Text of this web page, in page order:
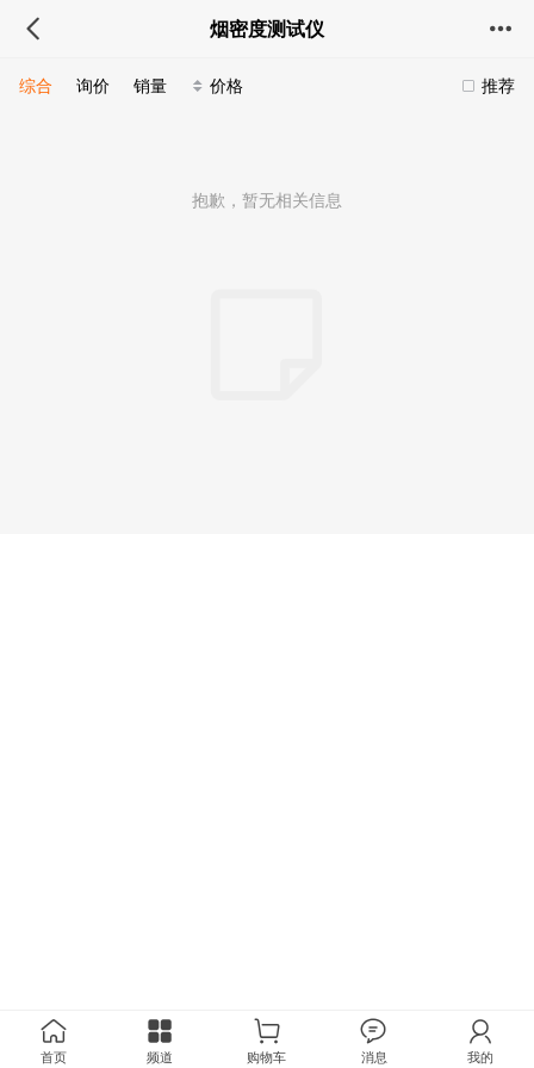
烟密度测试仪
推荐
综合 询价 销量 价格
抱歉，暂无相关信息
首页 频道 购物车 消息 我的